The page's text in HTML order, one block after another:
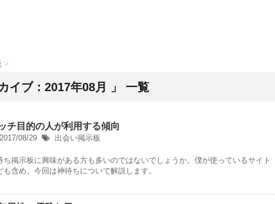
>
イブ：2017年08月 」 一覧
チ目的の人が利用する傾向
08/29 出会い掲示板
ち掲示板に興味がある方も多いのではないでしょうか。僕が使っているサイト
も含め、今回は神待ちについて解説します。